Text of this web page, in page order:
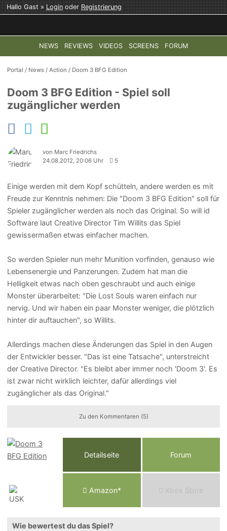
Hallo Gast »LoginoderRegistrierung
NEWS REVIEWS VIDEOS SCREENS FORUM
TOP-THEMEN: COD: MODERN WARFARE 4 HALO:
Portal / News /Action / Doom 3 BFG Edition
Doom 3 BFG Edition - Spiel soll
zugänglicher werden
von Marc Friedrichs
24.08.2012, 20:06 Uhr
5
Einige werden mit dem Kopf schütteln, andere werden es mit
Freude zur Kenntnis nehmen: Die "Doom 3 BFG Edition" soll für
Spieler zugänglicher werden als noch das Original. So will id
Software laut Creative Director Tim Willits das Spiel
gewissermaßen etwas einfacher machen.
So werden Spieler nun mehr Munition vorfinden, genauso wie
Lebensenergie und Panzerungen. Zudem hat man die
Helligkeit etwas nach oben geschraubt und auch einige
Monster überarbeitet: "Die Lost Souls waren einfach nur
nervig. Und wir haben ein paar Monster weniger, die plötzlich
hinter dir auftauchen", so Willits.
Allerdings machen diese Änderungen das Spiel in den Augen
der Entwickler besser. "Das ist eine Tatsache", unterstreicht
der Creative Director. "Es bleibt aber immer noch 'Doom 3'. Es
ist zwar nicht wirklich leichter, dafür allerdings viel
zugänglicher als das Original."
Zu den Kommentaren (5)
Detailseite Forum
Amazon* Xbox Store
Wie bewertest du das Spiel?